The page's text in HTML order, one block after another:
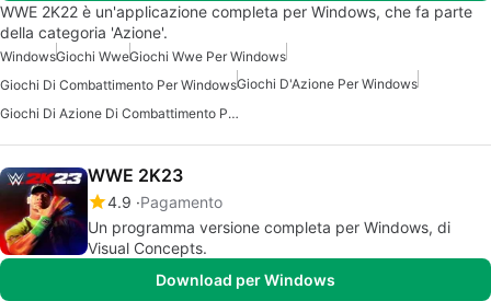
WWE 2K22 è un'applicazione completa per Windows, che fa parte
della categoria 'Azione'.
WindowsGiochi WweGiochi Wwe Per Windows
Giochi Di Combattimento Per WindowsGiochi D'Azione Per Windows
Giochi Di Azione Di Combattimento Per Windows
WWE 2K23
4.9 Pagamento
Un programma versione completa per Windows, di
Visual Concepts.
Download per Windows